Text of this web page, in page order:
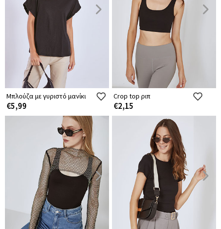
Μπλούζα με γυριστό μανίκι
€5,99
Crop top ριπ
€2,15